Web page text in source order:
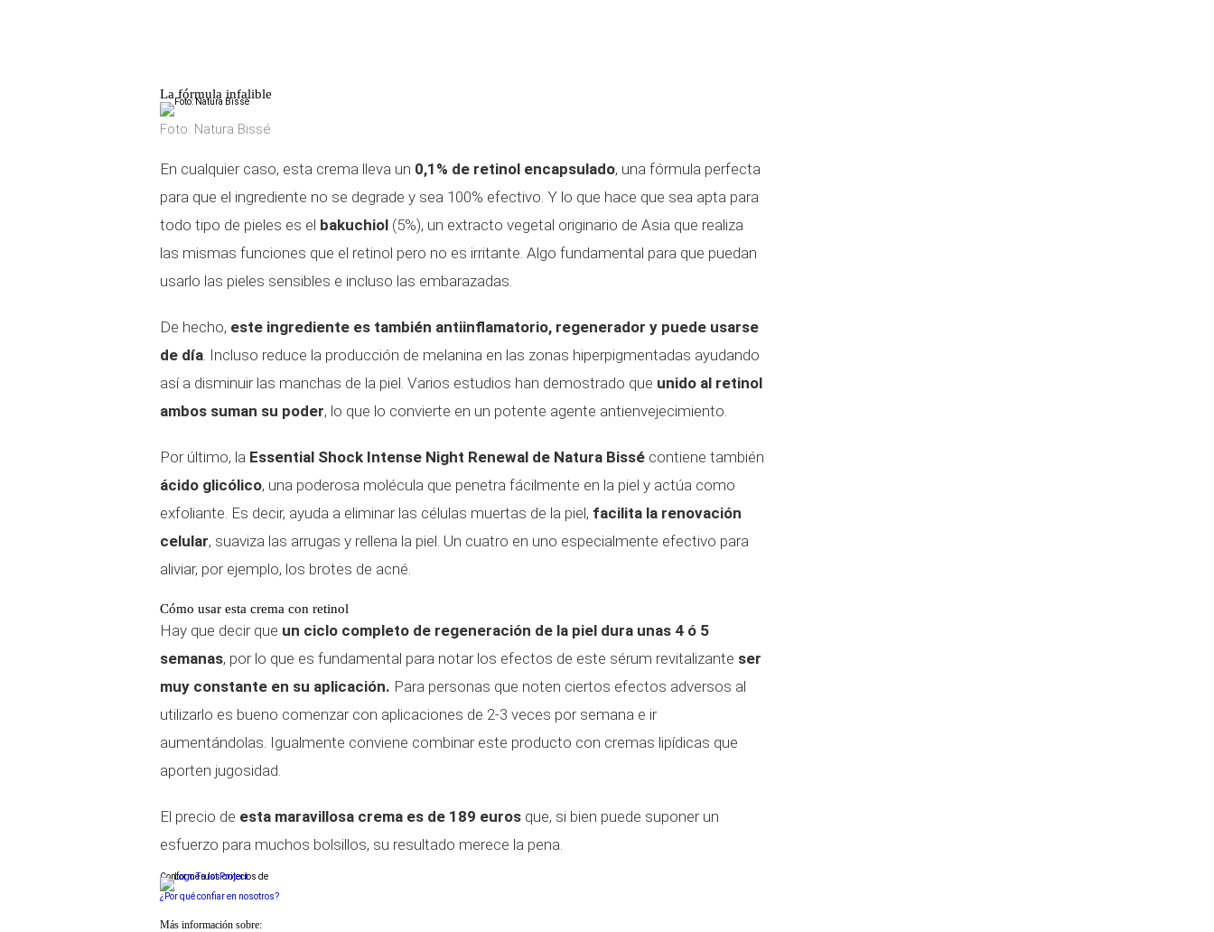
La fórmula infalible
Foto: Natura Bissé
En cualquier caso, esta crema lleva un 0,1% de retinol encapsulado, una fórmula perfecta
para que el ingrediente no se degrade y sea 100% efectivo. Y lo que hace que sea apta para
todo tipo de pieles es el bakuchiol (5%), un extracto vegetal originario de Asia que realiza
las mismas funciones que el retinol pero no es irritante. Algo fundamental para que puedan
usarlo las pieles sensibles e incluso las embarazadas.
De hecho, este ingrediente es también antiinflamatorio, regenerador y puede usarse
de día. Incluso reduce la producción de melanina en las zonas hiperpigmentadas ayudando
así a disminuir las manchas de la piel. Varios estudios han demostrado que unido al retinol
ambos suman su poder, lo que lo convierte en un potente agente antienvejecimiento.
Por último, la Essential Shock Intense Night Renewal de Natura Bissé contiene también
ácido glicólico, una poderosa molécula que penetra fácilmente en la piel y actúa como
exfoliante. Es decir, ayuda a eliminar las células muertas de la piel, facilita la renovación
celular, suaviza las arrugas y rellena la piel. Un cuatro en uno especialmente efectivo para
aliviar, por ejemplo, los brotes de acné.
Cómo usar esta crema con retinol
Hay que decir que un ciclo completo de regeneración de la piel dura unas 4 ó 5
semanas, por lo que es fundamental para notar los efectos de este sérum revitalizante ser
muy constante en su aplicación. Para personas que noten ciertos efectos adversos al
utilizarlo es bueno comenzar con aplicaciones de 2-3 veces por semana e ir
aumentándolas. Igualmente conviene combinar este producto con cremas lipídicas que
aporten jugosidad.
El precio de esta maravillosa crema es de 189 euros que, si bien puede suponer un
esfuerzo para muchos bolsillos, su resultado merece la pena.
Conforme a los criterios de
¿Por qué confiar en nosotros?
Más información sobre: